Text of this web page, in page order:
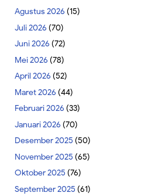
Agustus 2026 (15)
Juli 2026 (70)
Juni 2026 (72)
Mei 2026 (78)
April 2026 (52)
Maret 2026 (44)
Februari 2026 (33)
Januari 2026 (70)
Desember 2025 (50)
November 2025 (65)
Oktober 2025 (76)
September 2025 (61)